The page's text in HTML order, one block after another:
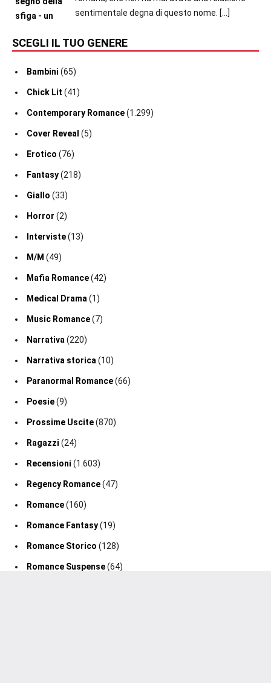
sentimentale degna di questo nome. […]
SCEGLI IL TUO GENERE
Bambini (65)
Chick Lit (41)
Contemporary Romance(1.299)
Cover Reveal (5)
Erotico (76)
Fantasy(218)
Giallo (33)
Horror (2)
Interviste(13)
M/M (49)
Mafia Romance(42)
Medical Drama(1)
Music Romance(7)
Narrativa(220)
Narrativa storica(10)
Paranormal Romance(66)
Poesie(9)
Prossime Uscite(870)
Ragazzi (24)
Recensioni (1.603)
Regency Romance(47)
Romance(160)
Romance Fantasy(19)
Romance Storico (128)
Romance Suspense(64)